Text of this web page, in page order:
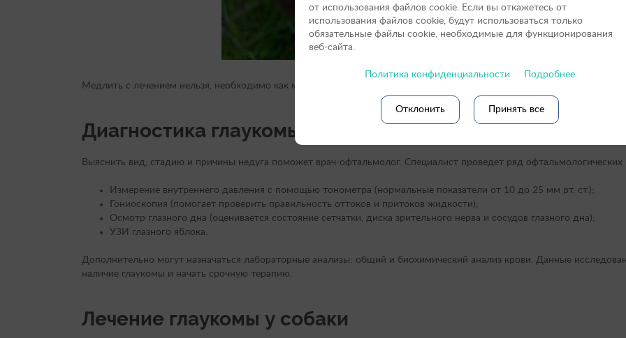
Медлить с лечением нельзя, необходимо как можно скорее обратиться за профессиональной помощью.
Диагностика глаукомы у собаки
Выяснить вид, стадию и причины недуга поможет врач-офтальмолог. Специалист проведет ряд офтальмологических
Измерение внутреннего давления с помощью тонометра (нормальные показатели от 10 до 25 мм рт. ст.);
Гониоскопия (помогает проверить правильность оттоков и притоков жидкости);
Осмотр глазного дна (оценивается состояние сетчатки, диска зрительного нерва и сосудов глазного дна);
УЗИ глазного яблока.
Дополнительно могут назначаться лабораторные анализы: общий и биохимический анализ крови. Данные
наличие глаукомы и начать срочную терапию.
Лечение глаукомы у собаки
от использования файлов сookie. Если вы откажетесь от
использования файлов cookie, будут использоваться только
обязательные файлы cookie, необходимые для функционирования
веб-сайта.
Политика конфиденциальности Подробнее
Отклонить Принять все